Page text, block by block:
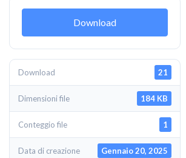
Download
Download 21
Dimensioni file 184 KB
Conteggio file 1
Data di creazione Gennaio 20, 2025